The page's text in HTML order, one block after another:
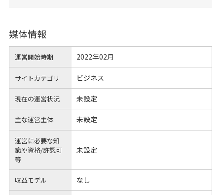
媒体情報
運営開始時期 2022年02月
サイトカテゴリ ビジネス
現在の運営状況 未設定
主な運営主体 未設定
運営に必要な知
識や資格/許認可
等
未設定
収益モデル なし